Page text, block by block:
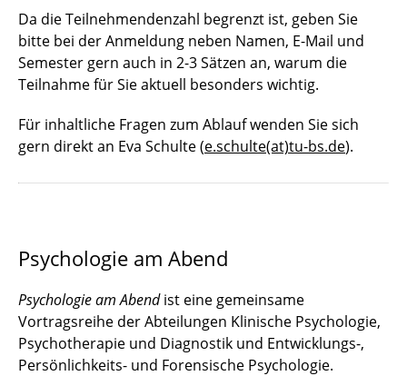
Da die Teilnehmendenzahl begrenzt ist, geben Sie
bitte bei der Anmeldung neben Namen, E-Mail und
Semester gern auch in 2-3 Sätzen an, warum die
Teilnahme für Sie aktuell besonders wichtig.
Für inhaltliche Fragen zum Ablauf wenden Sie sich
gern direkt an Eva Schulte (e.schulte(at)tu-bs.de).
Psychologie am Abend
Psychologie am Abendist eine gemeinsame
Vortragsreihe der Abteilungen Klinische Psychologie,
Psychotherapie und Diagnostik und Entwicklungs-,
Persönlichkeits- und Forensische Psychologie.